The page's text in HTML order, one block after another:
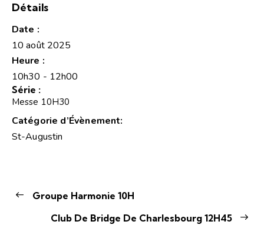
Détails
Date :
10 août 2025
Heure :
10h30 - 12h00
Série :
Messe 10H30
Catégorie d’Évènement:
St-Augustin
Groupe Harmonie 10H
Club De Bridge De Charlesbourg 12H45